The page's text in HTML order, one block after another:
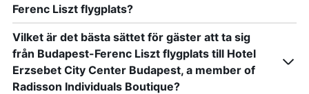
Ferenc Liszt flygplats?
Vilket är det bästa sättet för gäster att ta sig
från Budapest-Ferenc Liszt flygplats till Hotel
Erzsebet City Center Budapest, a member of
Radisson Individuals Boutique?